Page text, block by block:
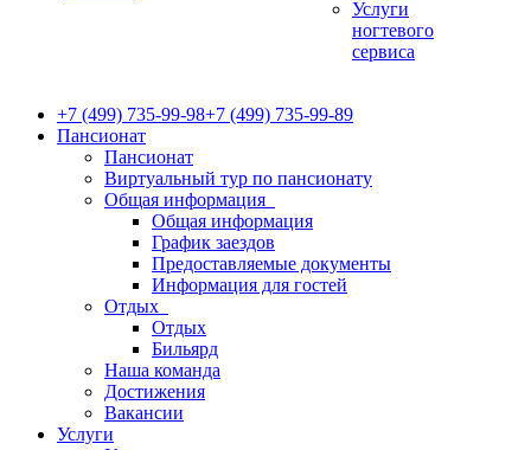
Услуги
ногтевого
сервиса
+7 (499) 735-99-98+7 (499) 735-99-89
Пансионат
Пансионат
Виртуальный тур по пансионату
Общая информация
Общая информация
График заездов
Предоставляемые документы
Информация для гостей
Отдых
Отдых
Бильярд
Наша команда
Достижения
Вакансии
Услуги